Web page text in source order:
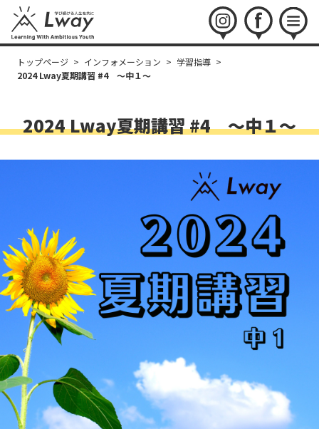
instagramfacebookmenu
トップページ > インフォメーション > 学習指導 >
2024 Lway夏期講習 #4 〜中１〜
2024 Lway夏期講習 #4 〜中１〜